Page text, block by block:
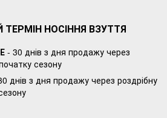
ТЕРМІН НОСІННЯ ВЗУТТЯ
- 30 днів з дня продажу через
сезону
днів з дня продажу через роздрібну